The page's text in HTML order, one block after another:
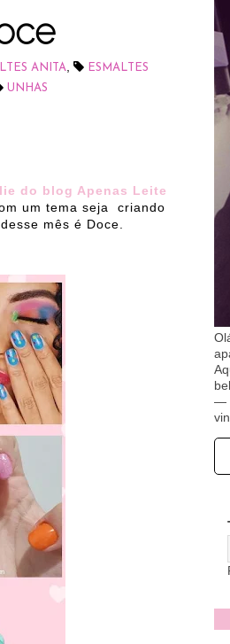
ANITA
ESMALTES
UNHAS
do blog Apenas Leite
um tema seja criando
mês é Doce.
—